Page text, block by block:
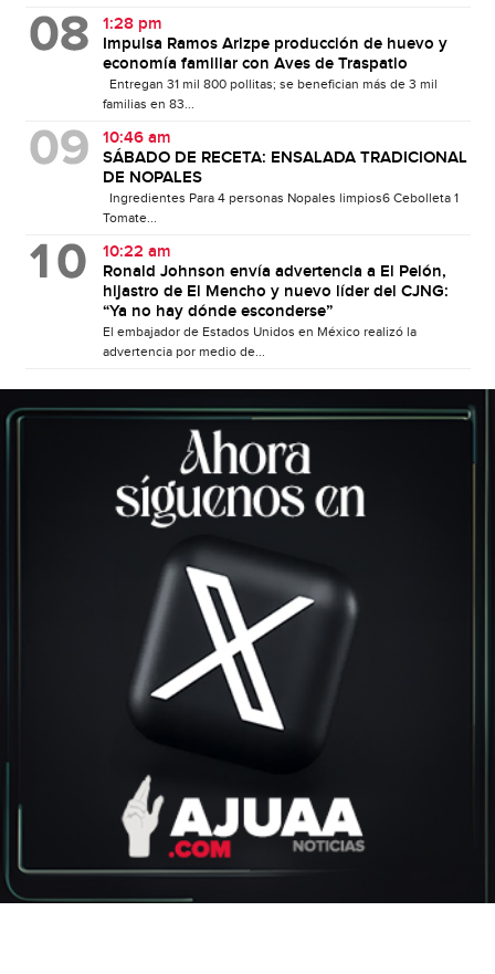
1:28 pm
Impulsa Ramos Arizpe producción de huevo y
economía familiar con Aves de Traspatio
Entregan 31 mil 800 pollitas; se benefician más de 3 mil
familias en 83...
10:46 am
SÁBADO DE RECETA: ENSALADA TRADICIONAL
DE NOPALES
Ingredientes Para 4 personas Nopales limpios6 Cebolleta 1
Tomate...
10:22 am
Ronald Johnson envía advertencia a El Pelón,
hijastro de El Mencho y nuevo líder del CJNG:
“Ya no hay dónde esconderse”
El embajador de Estados Unidos en México realizó la
advertencia por medio de...